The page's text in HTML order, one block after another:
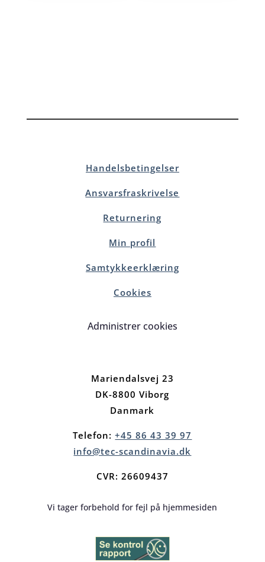
Handelsbetingelser
Ansvarsfraskrivelse
Returnering
Min profil
Samtykkeerklæring
Cookies
Administrer cookies
Mariendalsvej 23
DK-8800 Viborg
Danmark
Telefon:+45 86 43 39 97
info@tec-scandinavia.dk
CVR: 26609437
Vi tager forbehold for fejl på hjemmesiden